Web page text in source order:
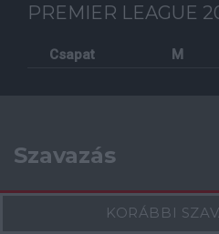
PREMIER LEAGUE
Csapat M
Szavazás
KORÁBBI